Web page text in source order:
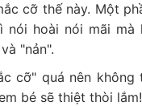
cỡ thế này. Một
hoài nói mãi mà
"nản".
cỡ" quá nên
bé sẽ thiệt thòi lắm!